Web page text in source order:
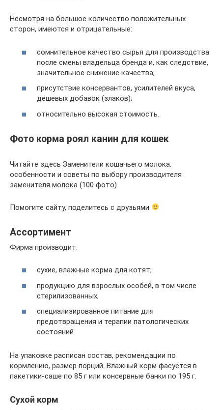
Несмотря на большое количество положительных
сторон, имеются и отрицательные:
сомнительное качество сырья для производства
после смены владельца бренда и, как следствие,
значительное снижение качества;
присутствие консервантов, усилителей вкуса,
дешевых добавок (злаков);
относительно высокая стоимость.
Фото корма роял канин для кошек
Читайте здесь Заменители кошачьего молока:
особенности и советы по выбору производителя
заменителя молока (100 фото)
Помогите сайту, поделитесь с друзьями
Ассортимент
Фирма производит:
сухие, влажные корма для котят;
продукцию для взрослых особей, в том числе
стерилизованных;
специализированное питание для
предотвращения и терапии патологических
состояний.
На упаковке расписан состав, рекомендации по
кормлению, размер порций. Влажный корм фасуется в
пакетики-саше по 85 г или консервные банки по 195 г.
Сухой корм